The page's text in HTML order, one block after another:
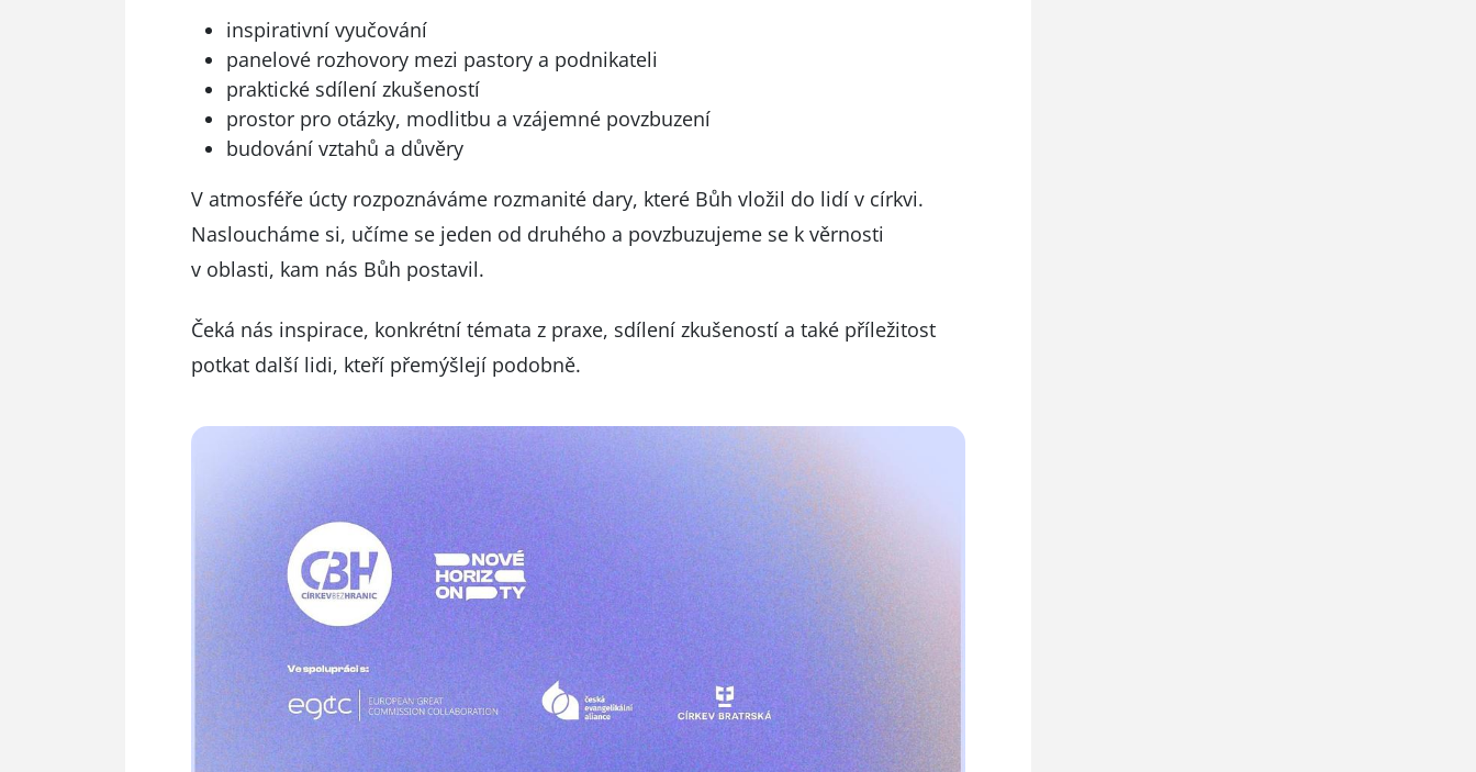
inspirativní vyučování
panelové rozhovory mezi pastory a podnikateli
praktické sdílení zkušeností
prostor pro otázky, modlitbu a vzájemné povzbuzení
budování vztahů a důvěry
V atmosféře úcty rozpoznáváme rozmanité dary, které Bůh vložil do lidí v církvi.
Nasloucháme si, učíme se jeden od druhého a povzbuzujeme se k věrnosti
v oblasti, kam nás Bůh postavil.
Čeká nás inspirace, konkrétní témata z praxe, sdílení zkušeností a také příležitost
potkat další lidi, kteří přemýšlejí podobně.